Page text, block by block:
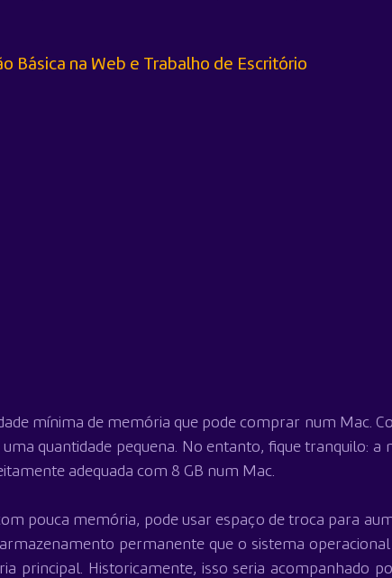
Básica na Web e Trabalho de Escritório
mínima de memória que pode comprar num Mac.
quantidade pequena. No entanto, fique tranquilo: a
adequada com 8 GB num Mac.
pouca memória, pode usar espaço de troca para
permanente que o sistema
principal. Historicamente, isso seria acompanhado